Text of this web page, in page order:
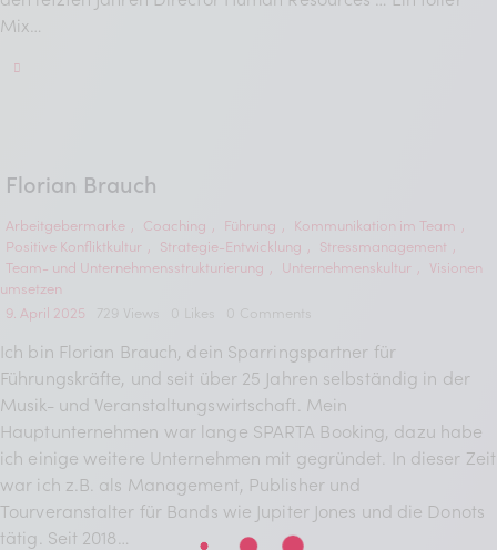
Mix…
Florian Brauch
Arbeitgebermarke , Coaching , Führung , Kommunikation im Team ,
Positive Konfliktkultur , Strategie-Entwicklung , Stressmanagement ,
Team- und Unternehmensstrukturierung , Unternehmenskultur , Visionen
umsetzen
9. April 2025
729 Views 0 Likes 0 Comments
Ich bin Florian Brauch, dein Sparringspartner für
Führungskräfte, und seit über 25 Jahren selbständig in der
Musik- und Veranstaltungswirtschaft. Mein
Hauptunternehmen war lange SPARTA Booking, dazu habe
ich einige weitere Unternehmen mit gegründet. In dieser Zeit
war ich z.B. als Management, Publisher und
Tourveranstalter für Bands wie Jupiter Jones und die Donots
tätig. Seit 2018…